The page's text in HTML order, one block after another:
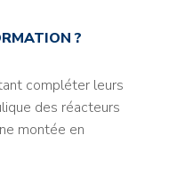
?
compléter leurs
des réacteurs
montée en